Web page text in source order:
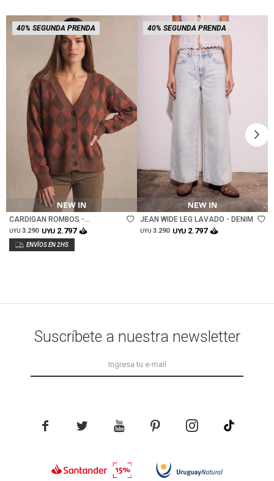
40% SEGUNDA PRENDA
Talle
CARDIGAN ROMBOS -
CHOCOLATE
UYU 3.290 UYU 2.797
40% SEGUNDA PRENDA
Talle
JEAN WIDE LEG LAVADO - DENIM
UYU 3.290 UYU 2.797
Suscríbete a nuestra newsletter
    